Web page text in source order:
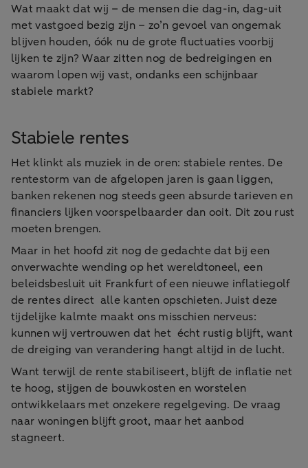
Wat maakt dat wij – de mensen die dag-in, dag-uit
met vastgoed bezig zijn – zo’n gevoel van ongemak
blijven houden, óók nu de grote fluctuaties voorbij
lijken te zijn? Waar zitten nog de bedreigingen en
waarom lopen wij vast, ondanks een schijnbaar
stabiele markt?
Stabiele rentes
Het klinkt als muziek in de oren: stabiele rentes. De
rentestorm van de afgelopen jaren is gaan liggen,
banken rekenen nog steeds geen absurde tarieven en
financiers lijken voorspelbaarder dan ooit. Dit zou rust
moeten brengen.
Maar in het hoofd zit nog de gedachte dat bij een
onverwachte wending op het wereldtoneel, een
beleidsbesluit uit Frankfurt of een nieuwe inflatiegolf
de rentes direct alle kanten opschieten. Juist deze
tijdelijke kalmte maakt ons misschien nerveus:
kunnen wij vertrouwen dat het écht rustig blijft, want
de dreiging van verandering hangt altijd in de lucht.
Want terwijl de rente stabiliseert, blijft de inflatie net
te hoog, stijgen de bouwkosten en worstelen
ontwikkelaars met onzekere regelgeving. De vraag
naar woningen blijft groot, maar het aanbod
stagneert.